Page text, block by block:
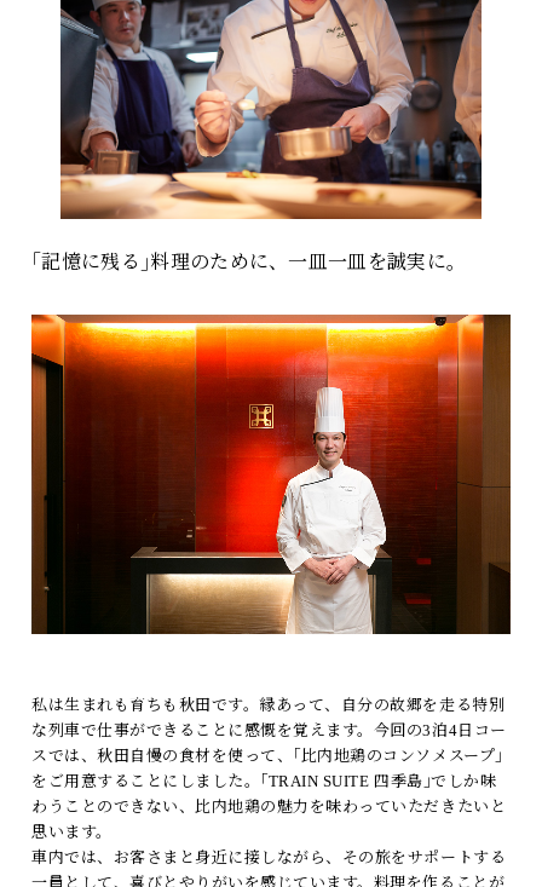
｢記憶に残る｣料理のために、一皿一皿を誠実に。
私は生まれも育ちも秋田です。縁あって、自分の故郷を走る特別
な列車で仕事ができることに感慨を覚えます。今回の3泊4日コー
スでは、秋田自慢の食材を使って、｢比内地鶏のコンソメスープ｣
をご用意することにしました。｢TRAIN SUITE 四季島｣でしか味
わうことのできない、比内地鶏の魅力を味わっていただきたいと
思います。
車内では、お客さまと身近に接しながら、その旅をサポートする
一員として、喜びとやりがいを感じています。料理を作ることが